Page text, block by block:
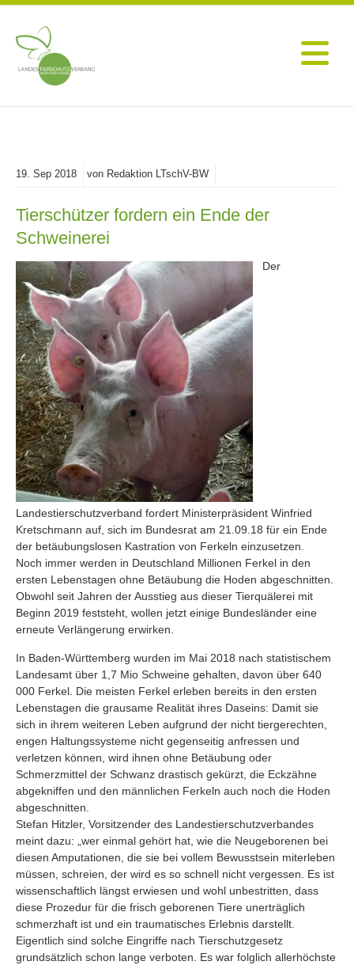
19. Sep 2018 von Redaktion LTschV-BW
Tierschützer fordern ein Ende der
Schweinerei
Der
Landestierschutzverband fordert Ministerpräsident Winfried
Kretschmann auf, sich im Bundesrat am 21.09.18 für ein Ende
der betäubungslosen Kastration von Ferkeln einzusetzen.
Noch immer werden in Deutschland Millionen Ferkel in den
ersten Lebenstagen ohne Betäubung die Hoden abgeschnitten.
Obwohl seit Jahren der Ausstieg aus dieser Tierquälerei mit
Beginn 2019 feststeht, wollen jetzt einige Bundesländer eine
erneute Verlängerung erwirken.
In Baden-Württemberg wurden im Mai 2018 nach statistischem
Landesamt über 1,7 Mio Schweine gehalten, davon über 640
000 Ferkel. Die meisten Ferkel erleben bereits in den ersten
Lebenstagen die grausame Realität ihres Daseins: Damit sie
sich in ihrem weiteren Leben aufgrund der nicht tiergerechten,
engen Haltungssysteme nicht gegenseitig anfressen und
verletzen können, wird ihnen ohne Betäubung oder
Schmerzmittel der Schwanz drastisch gekürzt, die Eckzähne
abgekniffen und den männlichen Ferkeln auch noch die Hoden
abgeschnitten.
Stefan Hitzler, Vorsitzender des Landestierschutzverbandes
meint dazu: „wer einmal gehört hat, wie die Neugeborenen bei
diesen Amputationen, die sie bei vollem Bewusstsein miterleben
müssen, schreien, der wird es so schnell nicht vergessen. Es ist
wissenschaftlich längst erwiesen und wohl unbestritten, dass
diese Prozedur für die frisch geborenen Tiere unerträglich
schmerzhaft ist und ein traumatisches Erlebnis darstellt.
Eigentlich sind solche Eingriffe nach Tierschutzgesetz
grundsätzlich schon lange verboten. Es war folglich allerhöchste